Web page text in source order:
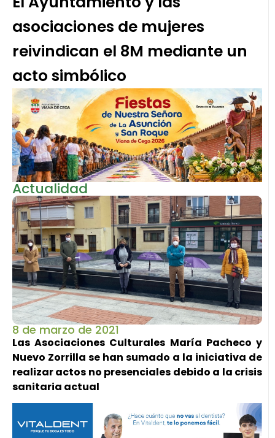
asociaciones de mujeres
reivindican el 8M mediante un
acto simbólico
Actualidad
8 de marzo de 2021
Las Asociaciones Culturales María Pacheco y
Nuevo Zorrilla se han sumado a la iniciativa de
realizar actos no presenciales debido a la crisis
sanitaria actual